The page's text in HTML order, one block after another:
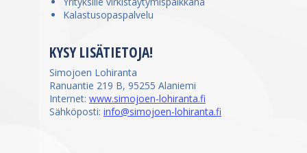
Kalastusopaspalvelu
KYSY LISÄTIETOJA!
Simojoen Lohiranta
Ranuantie 219 B, 95255 Alaniemi
Internet: www.simojoen-lohiranta.fi
Sähköposti: info@simojoen-lohiranta.fi